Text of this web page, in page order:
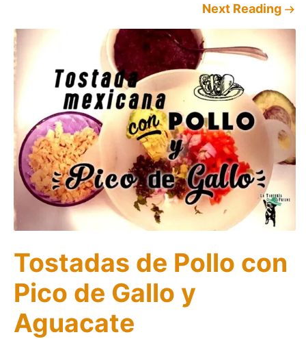
Next Reading
Tostadas de Pollo con
Pico de Gallo y
Aguacate